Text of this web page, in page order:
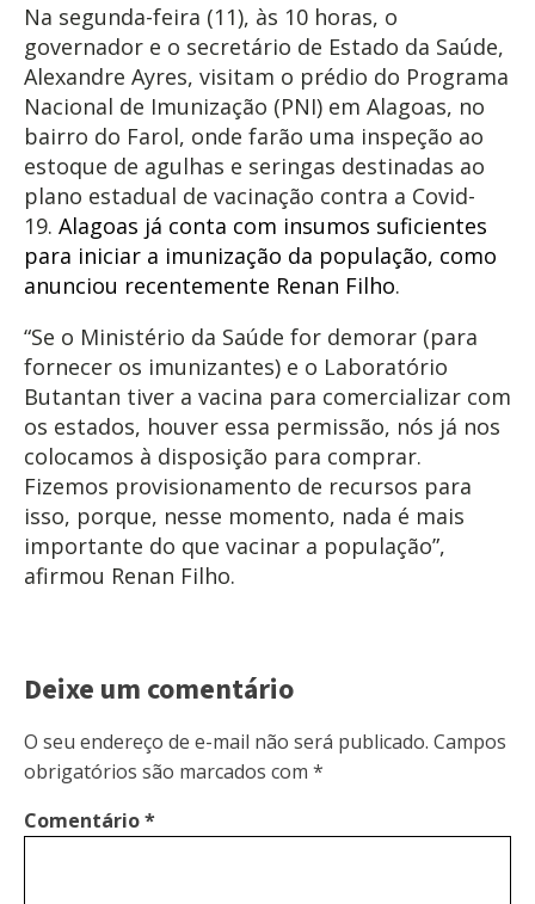
Na segunda-feira (11), às 10 horas, o
governador e o secretário de Estado da Saúde,
Alexandre Ayres, visitam o prédio do Programa
Nacional de Imunização (PNI) em Alagoas, no
bairro do Farol, onde farão uma inspeção ao
estoque de agulhas e seringas destinadas ao
plano estadual de vacinação contra a Covid-
19. Alagoas já conta com insumos suficientes
para iniciar a imunização da população, como
anunciou recentemente Renan Filho.
“Se o Ministério da Saúde for demorar (para
fornecer os imunizantes) e o Laboratório
Butantan tiver a vacina para comercializar com
os estados, houver essa permissão, nós já nos
colocamos à disposição para comprar.
Fizemos provisionamento de recursos para
isso, porque, nesse momento, nada é mais
importante do que vacinar a população”,
afirmou Renan Filho.
Deixe um comentário
O seu endereço de e-mail não será publicado. Campos
obrigatórios são marcados com *
Comentário*